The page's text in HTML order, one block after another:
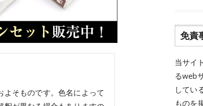
よそものです。色名によって
免責
当サイ
るweb
してい
ものを